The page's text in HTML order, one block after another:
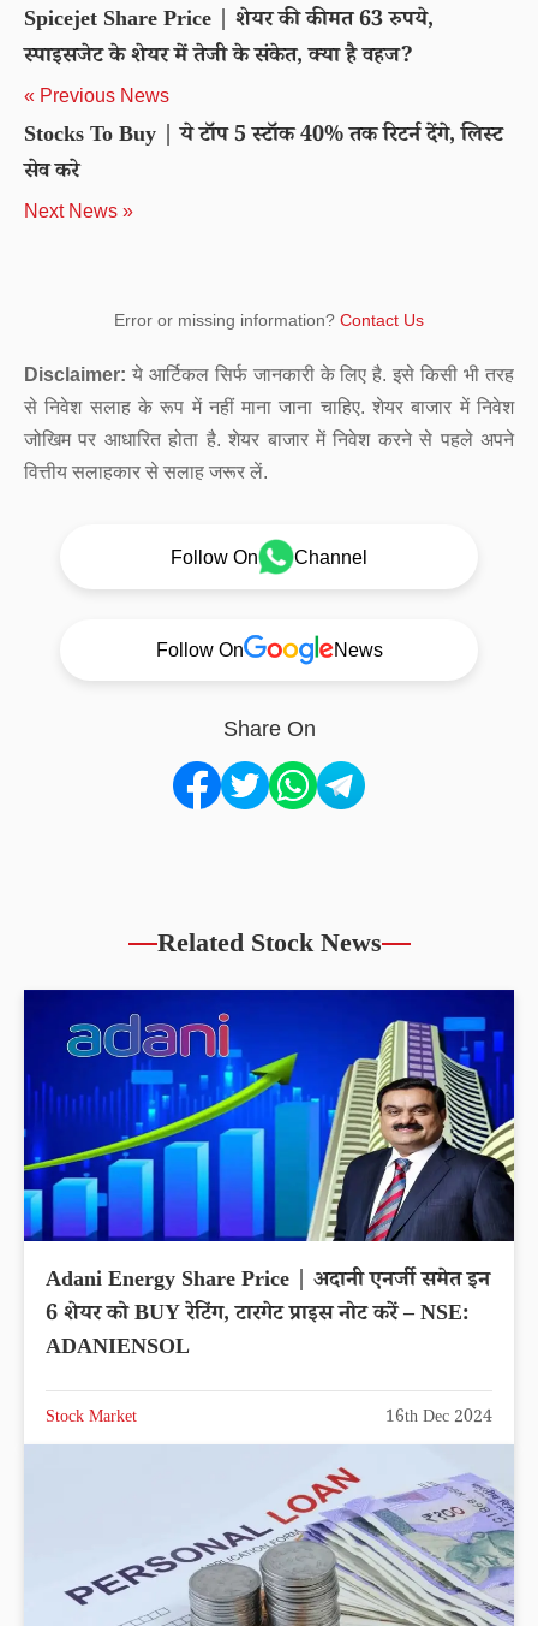
Spicejet Share Price | शेयर की कीमत 63 रुपये,
स्पाइसजेट के शेयर में तेजी के संकेत, क्या है वहज?
« Previous News
Stocks To Buy | ये टॉप 5 स्टॉक 40% तक रिटर्न देंगे, लिस्ट
सेव करे
Next News »
Error or missing information? Contact Us
Disclaimer: ये आर्टिकल सिर्फ जानकारी के लिए है. इसे किसी भी तरह
से निवेश सलाह के रूप में नहीं माना जाना चाहिए. शेयर बाजार में निवेश
जोखिम पर आधारित होता है. शेयर बाजार में निवेश करने से पहले अपने
वित्तीय सलाहकार से सलाह जरूर लें.
Follow On Channel
Follow On News
Share On
Related Stock News
Adani Energy Share Price | अदानी एनर्जी समेत इन
6 शेयर को BUY रेटिंग, टारगेट प्राइस नोट करें – NSE:
ADANIENSOL
Stock Market 16th Dec 2024